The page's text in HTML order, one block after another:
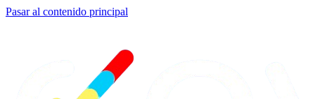
Pasar al contenido principal